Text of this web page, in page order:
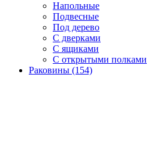
Напольные
Подвесные
Под дерево
С дверками
С ящиками
С открытыми полками
Раковины (154)